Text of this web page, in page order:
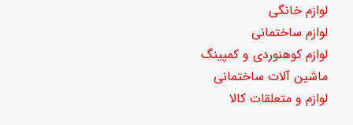
لوازم خانگی
لوازم ساختمانی
لوازم کوهنوردی و کمپینگ
ماشین آلات ساختمانی
لوازم و متعلقات کالا